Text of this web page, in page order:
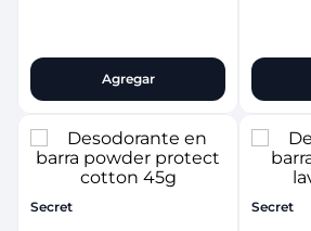
Agregar
Secret Secret